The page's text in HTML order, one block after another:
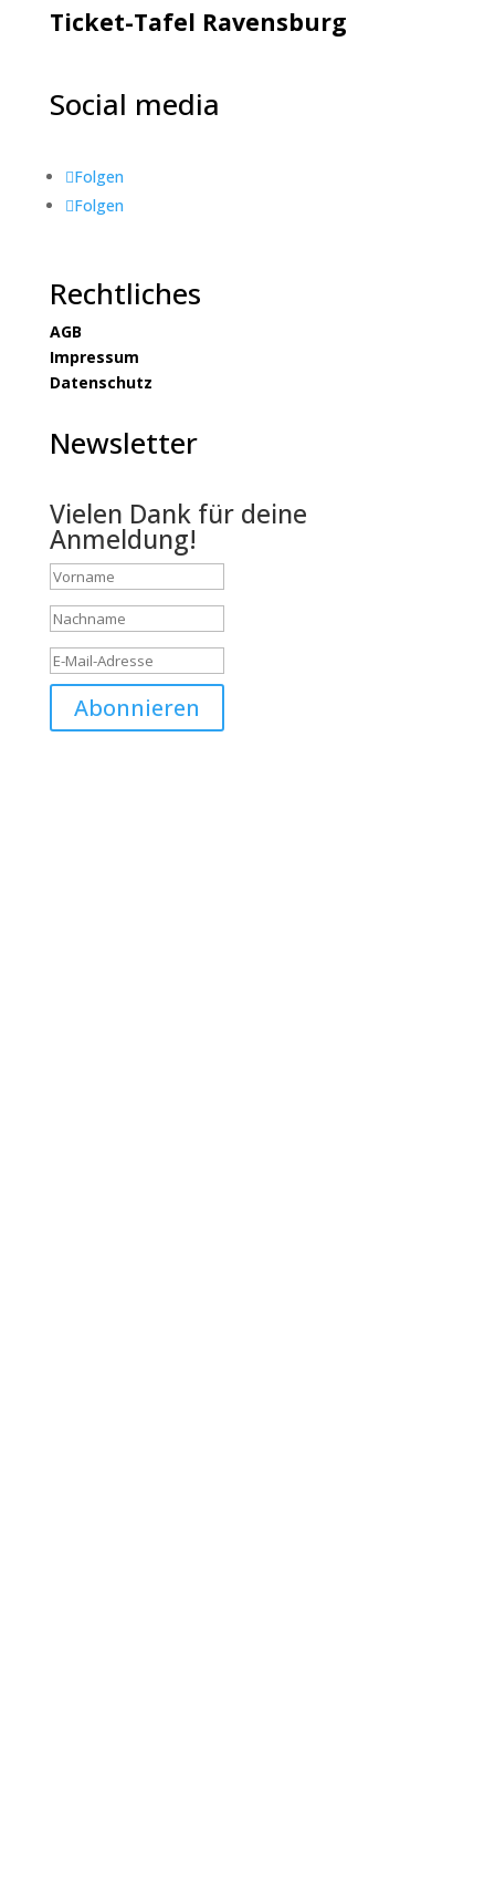
Ticket-Tafel Ravensburg
Social media
Folgen
Folgen
Rechtliches
AGB
Impressum
Datenschutz
Newsletter
Vielen Dank für deine
Anmeldung!
Abonnieren